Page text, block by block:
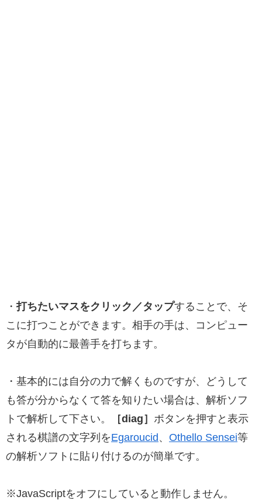
・打ちたいマスをクリック／タップすることで、そ
こに打つことができます。相手の手は、コンピュー
タが自動的に最善手を打ちます。
・基本的には自分の力で解くものですが、どうして
も答が分からなくて答を知りたい場合は、解析ソフ
トで解析して下さい。
［diag］ ボタンを押すと表示
される棋譜の文字列をEgaroucid、 Othello Sensei等
の解析ソフトに貼り付けるのが簡単です。
※JavaScriptをオフにしていると動作しません。